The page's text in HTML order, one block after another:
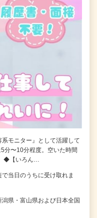
モニター』として活躍して
分〜10分程度。空いた時間
◆【いろん…
当日のうちに受け取れま
県・富山県および日本全国